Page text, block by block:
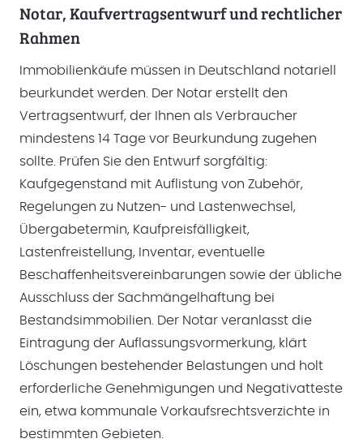
Notar, Kaufvertragsentwurf und rechtlicher
Rahmen
Immobilienkäufe müssen in Deutschland notariell
beurkundet werden. Der Notar erstellt den
Vertragsentwurf, der Ihnen als Verbraucher
mindestens 14 Tage vor Beurkundung zugehen
sollte. Prüfen Sie den Entwurf sorgfältig:
Kaufgegenstand mit Auflistung von Zubehör,
Regelungen zu Nutzen- und Lastenwechsel,
Übergabetermin, Kaufpreisfälligkeit,
Lastenfreistellung, Inventar, eventuelle
Beschaffenheitsvereinbarungen sowie der übliche
Ausschluss der Sachmängelhaftung bei
Bestandsimmobilien. Der Notar veranlasst die
Eintragung der Auflassungsvormerkung, klärt
Löschungen bestehender Belastungen und holt
erforderliche Genehmigungen und Negativatteste
ein, etwa kommunale Vorkaufsrechtsverzichte in
bestimmten Gebieten.